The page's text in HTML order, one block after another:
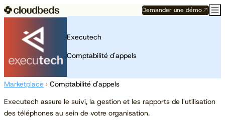
Demander une démo
Executech
Comptabilité d'appels
Marketplace › Comptabilité d'appels
Executech assure le suivi, la gestion et les rapports de l'utilisation
des téléphones au sein de votre organisation.